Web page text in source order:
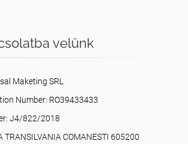
velünk
Maketing SRL
Number: RO39433433
J4/822/2018
TRANSILVANIA COMANESTI 605200